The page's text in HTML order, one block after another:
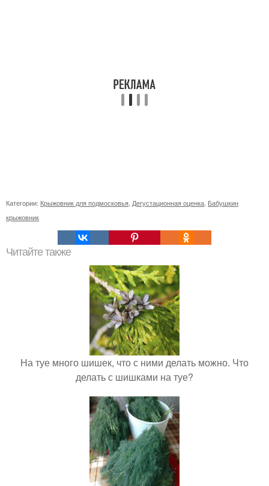
Категории: Крыжовник для подмосковья, Дегустационная оценка, Бабушкин
крыжовник
Читайте также
На туе много шишек, что с ними делать можно. Что
делать с шишками на туе?